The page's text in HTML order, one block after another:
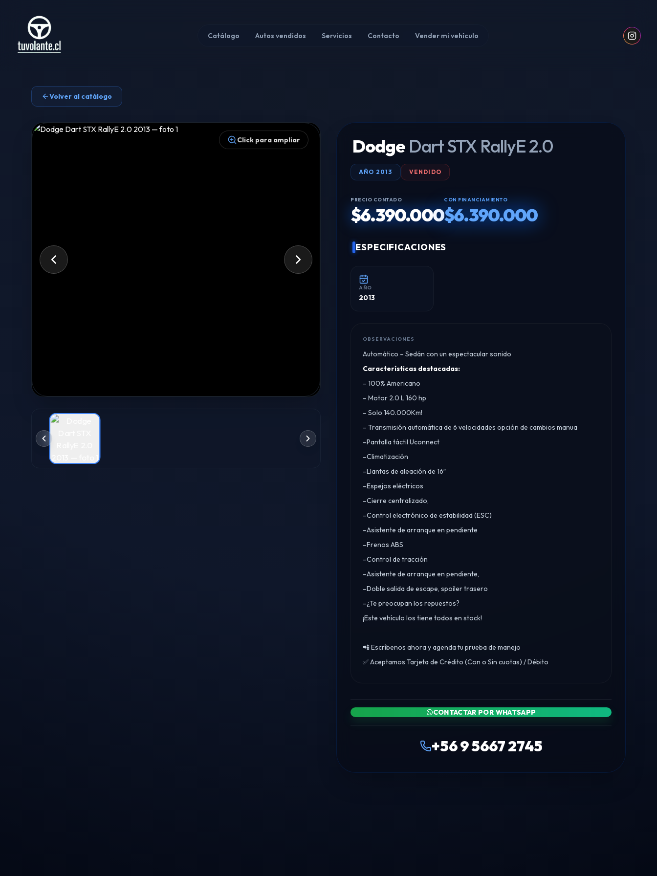
Catálogo Autos vendidos Servicios Contacto Vender mi vehículo
Volver al catálogo
Click para ampliar Dodge Dart STX RallyE 2.0
AÑO 2013 VENDIDO
PRECIO CONTADO
$6.390.000
CON FINANCIAMIENTO
$6.390.000
ESPECIFICACIONES
AÑO
2013
OBSERVACIONES
Automático – Sedán con un espectacular sonido
Características destacadas:
– 100% Americano
– Motor 2.0 L 160 hp
– Solo 140.000Km!
– Transmisión automática de 6 velocidades opción de cambios manua
–Pantalla táctil Uconnect
–Climatización
–Llantas de aleación de 16″
–Espejos eléctricos
–Cierre centralizado,
–Control electrónico de estabilidad (ESC)
–Asistente de arranque en pendiente
–Frenos ABS
–Control de tracción
–Asistente de arranque en pendiente,
–Doble salida de escape, spoiler trasero
–¿Te preocupan los repuestos?
¡Este vehículo los tiene todos en stock!
📲 Escríbenos ahora y agenda tu prueba de manejo
✅ Aceptamos Tarjeta de Crédito (Con o Sin cuotas) / Débito
CONTACTAR POR WHATSAPP
+56 9 5667 2745